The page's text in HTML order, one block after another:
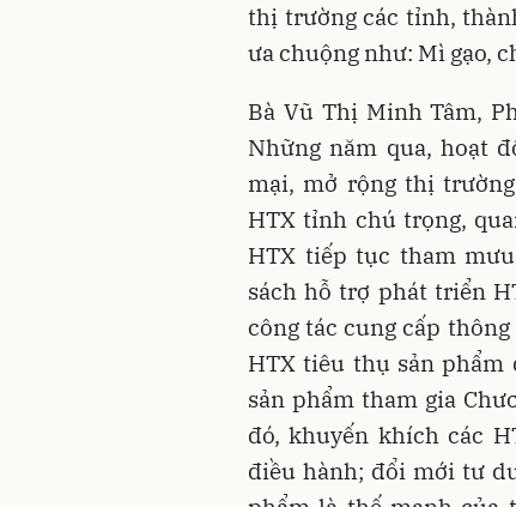
thị trường các tỉnh,
ưa chuộng như: Mì gạo,
Bà Vũ Thị Minh Tâm,
Những năm qua, hoạt
mại, mở rộng thị
HTX tỉnh chú trọng,
HTX tiếp tục tham
sách hỗ trợ phát triển
công tác cung cấp
HTX tiêu thụ sản phẩm
sản phẩm tham gia
đó, khuyến khích các
điều hành; đổi mới tư